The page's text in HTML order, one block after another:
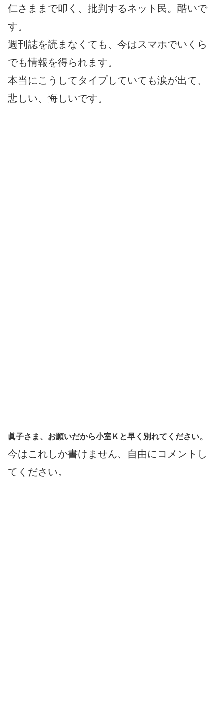
仁さままで叩く、批判するネット民。酷いで
す。
週刊誌を読まなくても、今はスマホでいくら
でも情報を得られます。
本当にこうしてタイプしていても涙が出て、
悲しい、悔しいです。
眞子さま、お願いだから小室Ｋと早く別れてください。
今はこれしか書けません、自由にコメントし
てください。